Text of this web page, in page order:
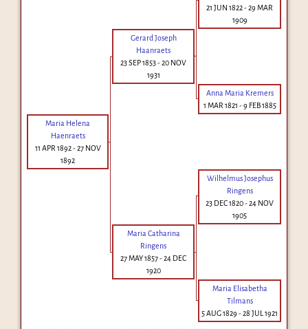
21 JUN 1822-29 MAR
1909
Gerard Joseph
Haanraets
23 SEP 1853-20 NOV
1931
Anna Maria Kremers
1 MAR 1821 -9 FEB 1885
Maria Helena
Haenraets
11 APR 1892-27 NOV
1892
Wilhelmus Josephus
Ringens
23 DEC 1820-24 NOV
1905
Maria Catharina
Ringens
27 MAY 1857-24 DEC
1920
Maria Elisabetha
Tilmans
5 AUG 1829 -28 JUL 1921